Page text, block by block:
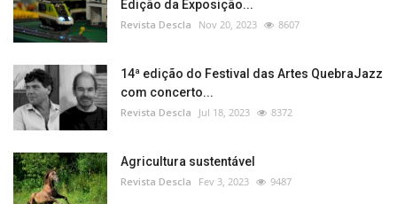
Edição da Exposição...
Revista Descla Nov 20, 2023 8607
14ª edição do Festival das Artes QuebraJazz
com concerto...
Revista Descla Jul 18, 2023 8372
Agricultura sustentável
Revista Descla Fev 3, 2023 9487